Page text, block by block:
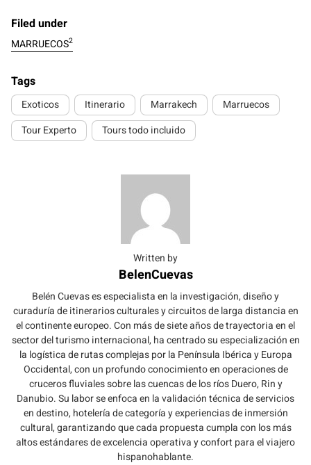
Filed under
MARRUECOS2
Tags
Exoticos Itinerario Marrakech
Marruecos
Tour Experto
Tours todo incluido
Written by
BelenCuevas
Belén Cuevas es especialista en la investigación, diseño y
curaduría de itinerarios culturales y circuitos de larga distancia en
el continente europeo. Con más de siete años de trayectoria en el
sector del turismo internacional, ha centrado su especialización en
la logística de rutas complejas por la Península Ibérica y Europa
Occidental, con un profundo conocimiento en operaciones de
cruceros fluviales sobre las cuencas de los ríos Duero, Rin y
Danubio. Su labor se enfoca en la validación técnica de servicios
en destino, hotelería de categoría y experiencias de inmersión
cultural, garantizando que cada propuesta cumpla con los más
altos estándares de excelencia operativa y confort para el viajero
hispanohablante.